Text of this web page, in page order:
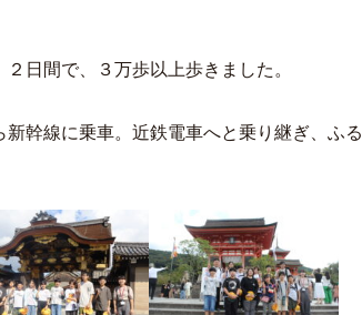
日間で、３万歩以上歩きました。
幹線に乗車。近鉄電車へと乗り継ぎ、ふる